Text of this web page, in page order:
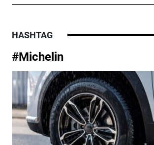
HASHTAG
#Michelin